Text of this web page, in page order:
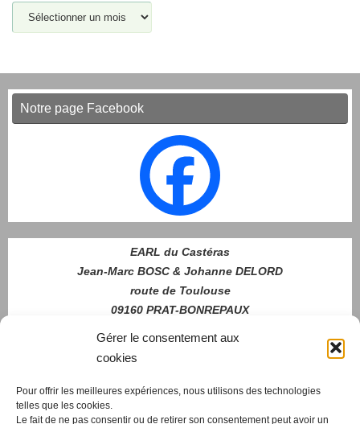
Gérer le consentement aux
cookies
Pour offrir les meilleures expériences, nous utilisons des technologies
telles que les cookies.
Le fait de ne pas consentir ou de retirer son consentement peut avoir un
Notre page Facebook
EARL du Castéras
Jean-Marc BOSC & Johanne DELORD
route de Toulouse
09160 PRAT-BONREPAUX
Nous